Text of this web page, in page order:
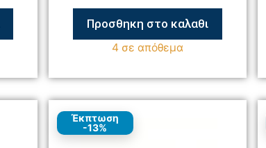
Προσθηκη στο καλαθι
4 σε απόθεμα
Έκπτωση
-13%